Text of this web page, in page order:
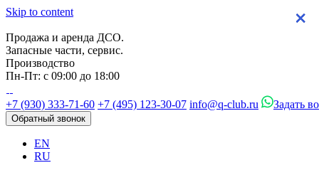
Skip to content
Продажа и аренда ДСО.
Запасные части, сервис.
Производство
Пн-Пт: с 09:00 до 18:00
+7 (930) 333-71-60 +7 (495) 123-30-07 info@q-club.ru Задать
Обратный звонок
EN
RU
×
×
×
×